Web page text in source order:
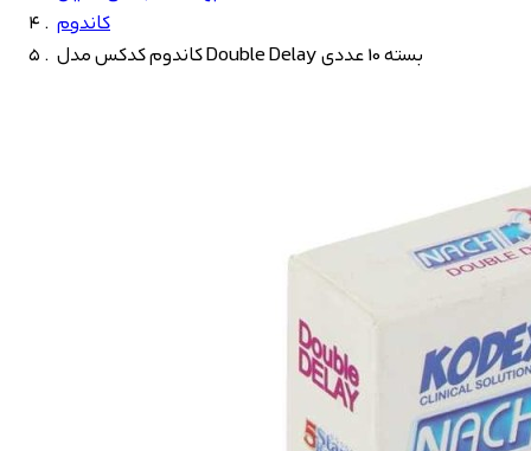
کاندوم
کاندوم کدکس مدل Double Delay بسته 10 عددی